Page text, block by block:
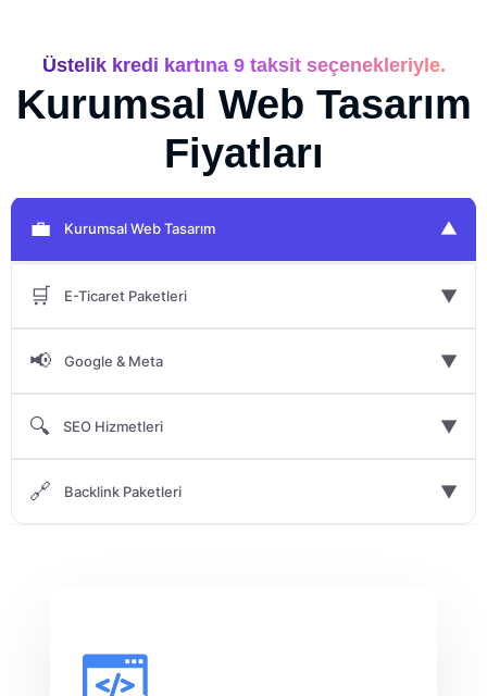
Üstelik kredi kartına 9 taksit seçenekleriyle.
Kurumsal Web Tasarım
Fiyatları
💼 Kurumsal Web Tasarım ▼
🛒 E-Ticaret Paketleri ▼
📢 Google & Meta ▼
🔍 SEO Hizmetleri ▼
🔗 Backlink Paketleri ▼